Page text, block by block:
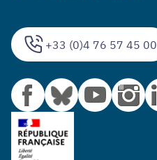
+33 (0)4 76 57 45 00